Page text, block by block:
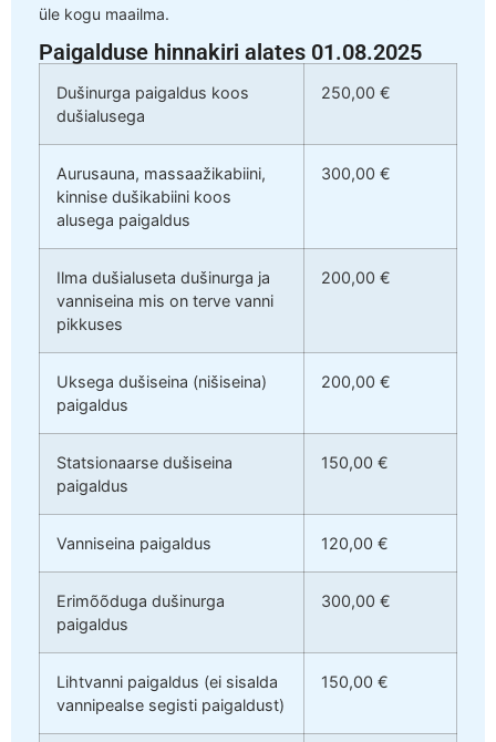
üle kogu maailma.
Paigalduse hinnakiri alates 01.08.2025
Dušinurga paigaldus koos
dušialusega
250,00 €
Aurusauna, massaažikabiini,
kinnise dušikabiini koos
alusega paigaldus
300,00 €
Ilma dušialuseta dušinurga ja
vanniseina mis on terve vanni
pikkuses
200,00 €
Uksega dušiseina (nišiseina)
paigaldus
200,00 €
Statsionaarse dušiseina
paigaldus
150,00 €
Vanniseina paigaldus 120,00 €
Erimõõduga dušinurga
paigaldus
300,00 €
Lihtvanni paigaldus (ei sisalda
vannipealse segisti paigaldust)
150,00 €